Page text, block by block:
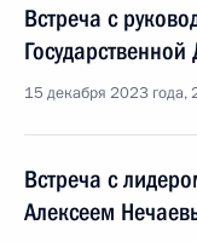
Встреча с
15 декабря 2023 года,
Встреча с
Алексеем